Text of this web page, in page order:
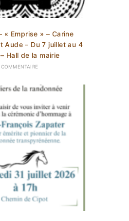
« Emprise » – Carine
Aude – Du 7 juillet au 4
Hall de la mairie